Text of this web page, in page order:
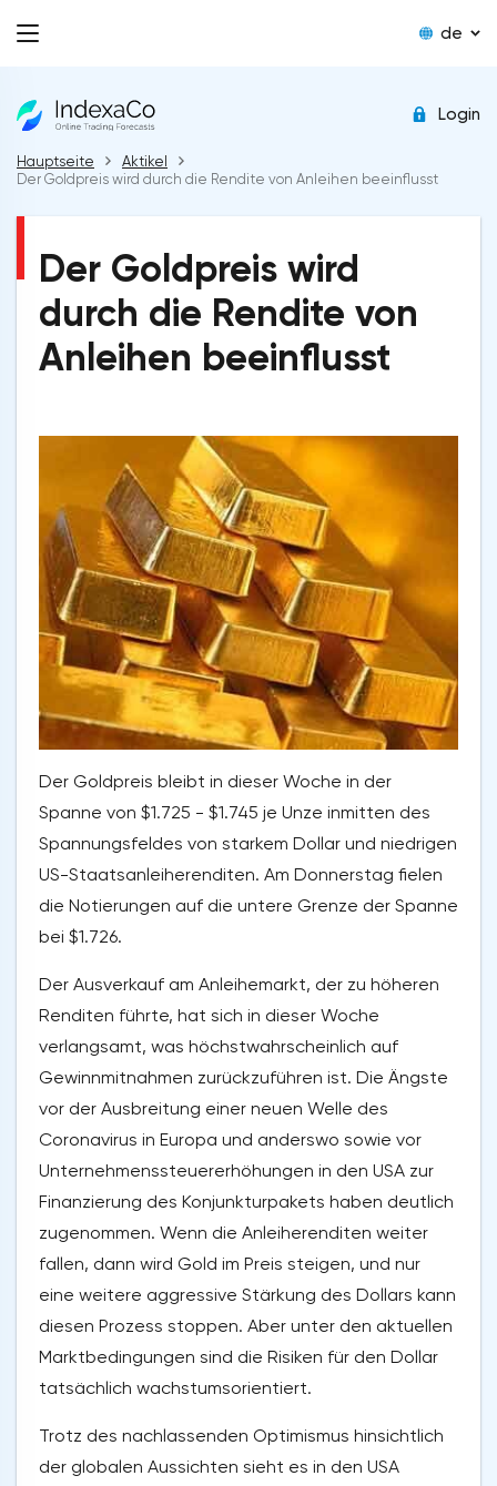
de
Login
Hauptseite
Aktikel
Der Goldpreis wird durch die Rendite von Anleihen beeinflusst
Der Goldpreis wird
durch die Rendite von
Anleihen beeinflusst
Der Goldpreis bleibt in dieser Woche in der
Spanne von $1.725 - $1.745 je Unze inmitten des
Spannungsfeldes von starkem Dollar und niedrigen
US-Staatsanleiherenditen. Am Donnerstag fielen
die Notierungen auf die untere Grenze der Spanne
bei $1.726.
Der Ausverkauf am Anleihemarkt, der zu höheren
Renditen führte, hat sich in dieser Woche
verlangsamt, was höchstwahrscheinlich auf
Gewinnmitnahmen zurückzuführen ist. Die Ängste
vor der Ausbreitung einer neuen Welle des
Coronavirus in Europa und anderswo sowie vor
Unternehmenssteuererhöhungen in den USA zur
Finanzierung des Konjunkturpakets haben deutlich
zugenommen. Wenn die Anleiherenditen weiter
fallen, dann wird Gold im Preis steigen, und nur
eine weitere aggressive Stärkung des Dollars kann
diesen Prozess stoppen. Aber unter den aktuellen
Marktbedingungen sind die Risiken für den Dollar
tatsächlich wachstumsorientiert.
Trotz des nachlassenden Optimismus hinsichtlich
der globalen Aussichten sieht es in den USA